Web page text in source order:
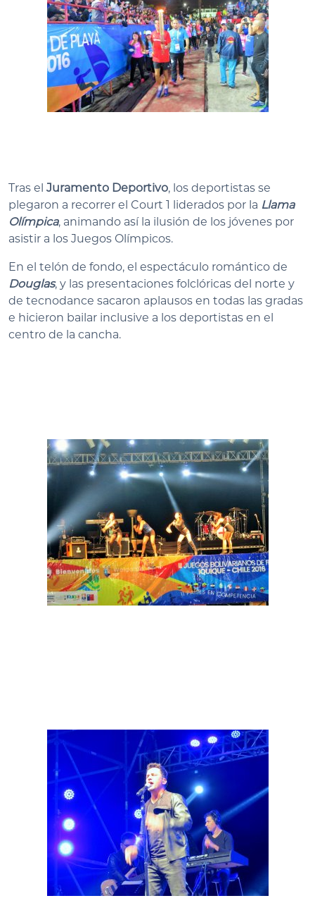
Tras el Juramento Deportivo, los deportistas se
plegaron a recorrer el Court 1 liderados por la Llama
Olímpica, animando así la ilusión de los jóvenes por
asistir a los Juegos Olímpicos.
En el telón de fondo, el espectáculo romántico de
Douglas, y las presentaciones folclóricas del norte y
de tecnodance sacaron aplausos en todas las gradas
e hicieron bailar inclusive a los deportistas en el
centro de la cancha.